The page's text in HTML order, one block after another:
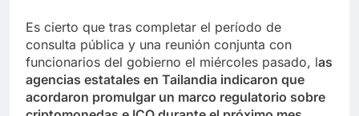
Es cierto que tras completar el período de
consulta pública y una reunión conjunta con
funcionarios del gobierno el miércoles pasado, las
agencias estatales en Tailandia indicaron que
acordaron promulgar un marco regulatorio sobre